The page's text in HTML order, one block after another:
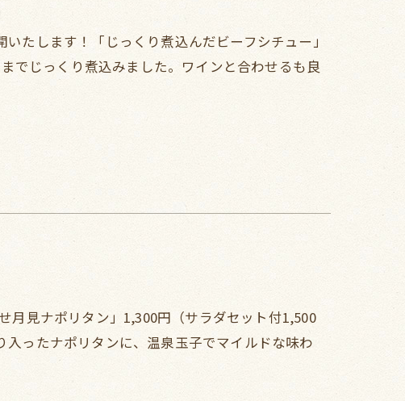
たします！「じっくり煮込んだビーフシチュー」
でじっくり煮込みました。ワインと合わせるも良
月見ナポリタン」1,300円（サラダセット付1,500
ったナポリタンに、温泉玉子でマイルドな味わ